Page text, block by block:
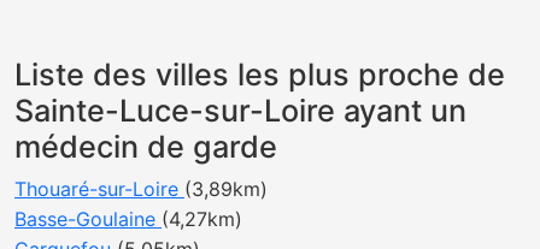
Liste des villes les plus proche de
Sainte-Luce-sur-Loire ayant un
médecin de garde
Thouaré-sur-Loire (3,89km)
Basse-Goulaine (4,27km)